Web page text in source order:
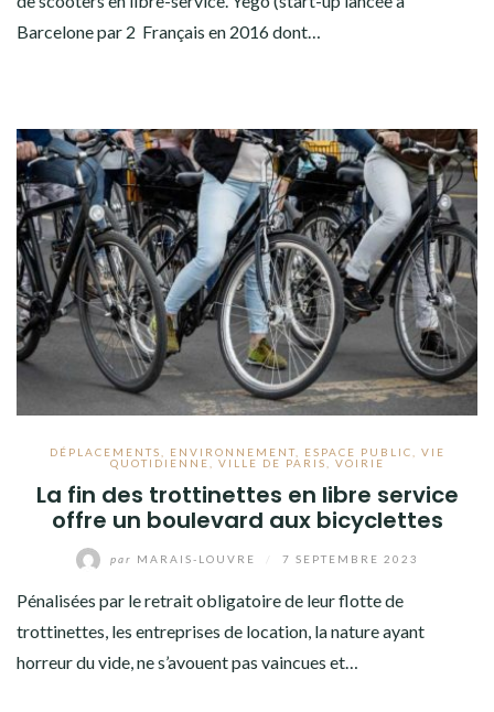
Barcelone par 2 Français en 2016 dont…
DÉPLACEMENTS, ENVIRONNEMENT, ESPACE PUBLIC, VIE
QUOTIDIENNE, VILLE DE PARIS, VOIRIE
La fin des trottinettes en libre service
offre un boulevard aux bicyclettes
par MARAIS-LOUVRE 7 SEPTEMBRE 2023
Pénalisées par le retrait obligatoire de leur flotte de
trottinettes, les entreprises de location, la nature ayant
horreur du vide, ne s’avouent pas vaincues et…